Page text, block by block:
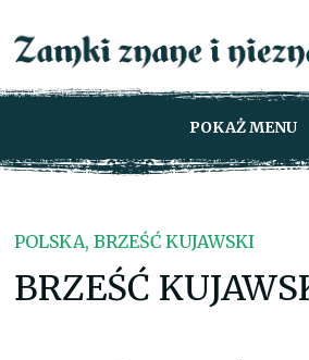
POKAŻ MENU
POLSKA, BRZEŚĆ KUJAWSKI
BRZEŚĆ